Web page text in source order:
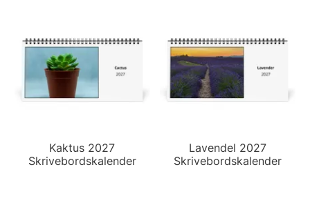
Kaktus 2027
Skrivebordskalender
Lavendel 2027
Skrivebordskalender